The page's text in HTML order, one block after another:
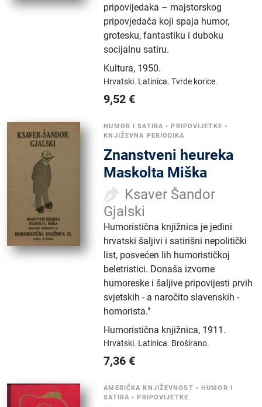
pripovijedaka – majstorskog
pripovjedača koji spaja humor,
grotesku, fantastiku i duboku
socijalnu satiru.
Kultura, 1950.
Hrvatski. Latinica.Tvrde korice.
9,52 €
HUMOR I SATIRA •PRIPOVIJETKE •
KNJIŽEVNA PERIODIKA
Znanstveni heureka
Maskolta Miška
Ksaver Šandor
Gjalski
Humoristična knjižnica je jedini
hrvatski šaljivi i satirišni nepolitički
list, posvećen lih humorističkoj
beletristici. Donaša izvorne
humoreske i šaljive pripovijesti prvih
svjetskih - a naročito slavenskih -
homorista."
Humoristična knjižnica, 1911.
Hrvatski. Latinica. Broširano.
7,36 €
AMERIČKA KNJIŽEVNOST •HUMOR I
SATIRA •PRIPOVIJETKE